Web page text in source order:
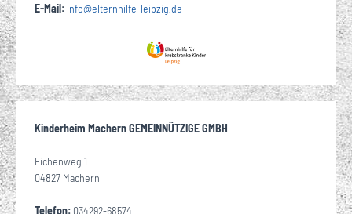
E-Mail: info@elternhilfe-leipzig·de
Kinderheim Machern GEMEINNÜTZIGE GMBH
Eichenweg 1
04827 Machern
Telefon: 034292-68574